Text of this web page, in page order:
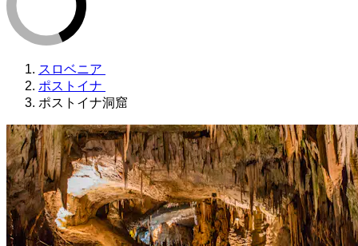
スロベニア
ポストイナ
ポストイナ洞窟